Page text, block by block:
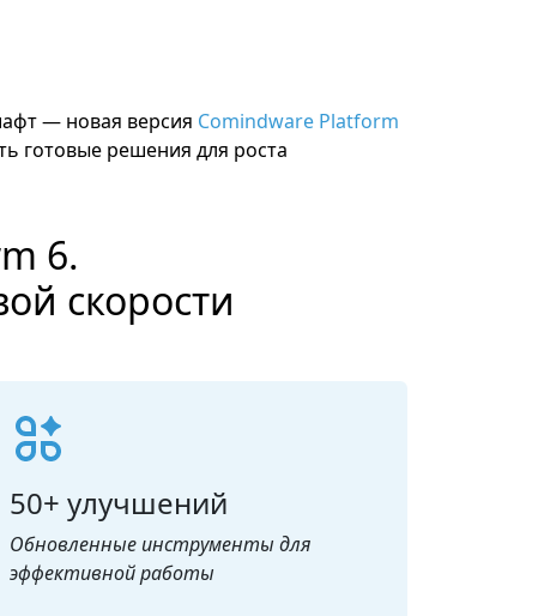
— новая версия Comindware Platform
готовые решения для роста
6.
скорости
50+ улучшений
Обновленные инструменты для
эффективной работы